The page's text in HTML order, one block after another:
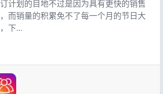
计划的目地不过是因为具有更快的销售
而销量的积累免不了每一个月的节日大
下...